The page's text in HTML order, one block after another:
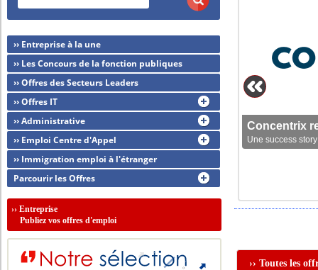
Concentrix
Une success
›› Toutes les
›› Entreprise à la une
›› Les Concours de la fonction publiques
›› Offres des Secteurs Leaders
›› Offres IT
›› Administrative
›› Emploi Centre d'Appel
›› Immigration emploi à l'étranger
Parcourir les Offres
››Entreprise
Publiez vos offres d'emploi